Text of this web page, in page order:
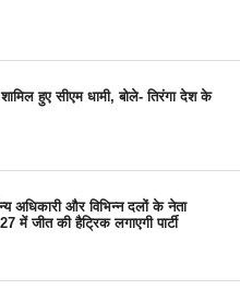
शामिल हुए सीएम धामी, बोले- तिरंगा देश के
अधिकारी और विभिन्न दलों के नेता
में जीत की हैट्रिक लगाएगी पार्टी